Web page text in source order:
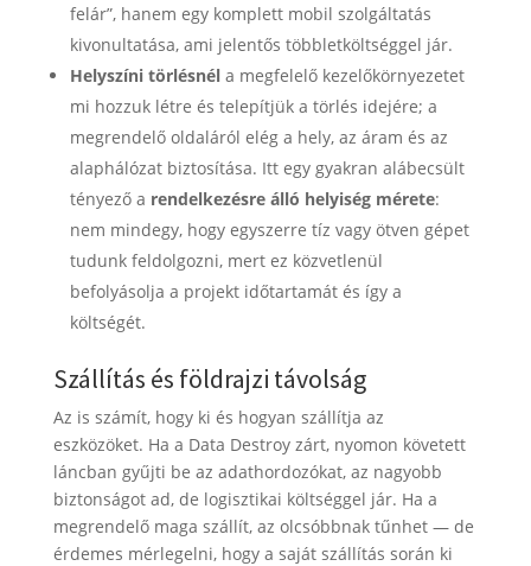
felár”, hanem egy komplett mobil szolgáltatás
kivonultatása, ami jelentős többletköltséggel jár.
Helyszíni törlésnéla megfelelő kezelőkörnyezetet
mi hozzuk létre és telepítjük a törlés idejére; a
megrendelő oldaláról elég a hely, az áram és az
alaphálózat biztosítása. Itt egy gyakran alábecsült
tényező a rendelkezésre álló helyiség mérete:
nem mindegy, hogy egyszerre tíz vagy ötven gépet
tudunk feldolgozni, mert ez közvetlenül
befolyásolja a projekt időtartamát és így a
költségét.
Szállítás és földrajzi távolság
Az is számít, hogy ki és hogyan szállítja az
eszközöket. Ha a Data Destroy zárt, nyomon követett
láncban gyűjti be az adathordozókat, az nagyobb
biztonságot ad, de logisztikai költséggel jár. Ha a
megrendelő maga szállít, az olcsóbbnak tűnhet — de
érdemes mérlegelni, hogy a saját szállítás során ki